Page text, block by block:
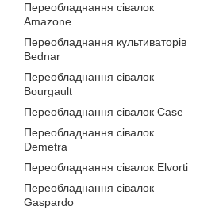
Переобладнання сівалок
Amazone
Переобладнання культиваторів
Bednar
Переобладнання сівалок
Bourgault
Переобладнання сівалок Case
Переобладнання сівалок
Demetra
Переобладнання сівалок Elvorti
Переобладнання сівалок
Gaspardo